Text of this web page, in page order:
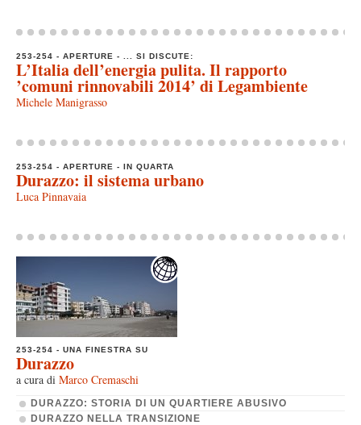
253-254 - APERTURE - ... SI DISCUTE:
L’Italia dell’energia pulita. Il rapporto
’comuni rinnovabili 2014’ di Legambiente
Michele Manigrasso
253-254 - APERTURE - IN QUARTA
Durazzo: il sistema urbano
Luca Pinnavaia
253-254 - UNA FINESTRA SU
Durazzo
a cura di Marco Cremaschi
DURAZZO: STORIA DI UN QUARTIERE ABUSIVO
DURAZZO NELLA TRANSIZIONE